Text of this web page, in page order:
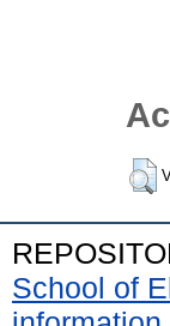
School of